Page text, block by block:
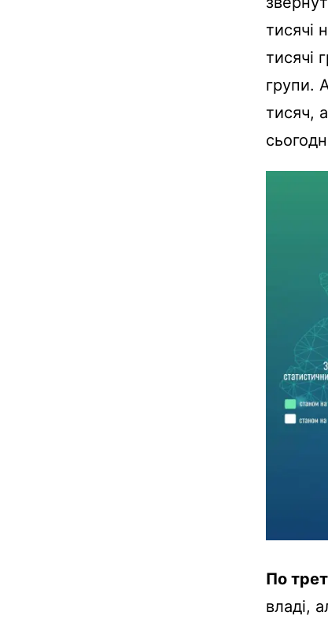
тисячі
тисячі
групи.
тисяч,
По
владі,